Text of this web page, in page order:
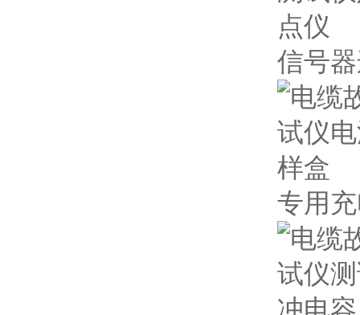
信号
专用